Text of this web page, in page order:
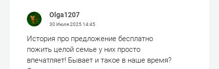
Olga1207
30 Июля 202514:45
История про предложение бесплатно
пожить целой семье у них просто
впечатляет! Бывает и такое в наше время?